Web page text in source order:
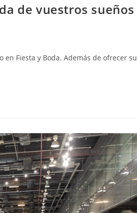
de vuestros sueños
Fiesta y Boda. Además de ofrecer